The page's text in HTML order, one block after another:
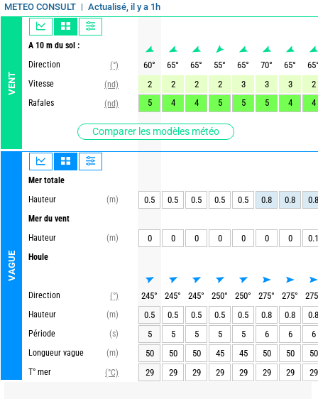
METEO CONSULT Actualisé, il y a 1h
VENT
A 10 m du sol :
Direction
(°)
Vitesse
(nd)
Rafales
(nd)
Comparer les modèles météo
VAGUE
Mer totale
Hauteur
(m)
Mer du vent
Hauteur
(m)
Houle
Direction
(°)
Hauteur
(m)
Période
(s)
Longueur vague
(m)
T° mer
(°C)
60° 65° 65° 55° 65° 70° 65° 65
2
2 2 2 3 3 3
2
5
4 4 5 5 5 4 4
0.5 0.5 0.5 0.5 0.5 0.8 0.8 0.8
0 0 0 0 0 0 0 0.1
245° 245° 245° 250° 250° 275° 275°
275
0.5
0.5 0.5 0.5 0.5 0.8 0.8
0.8
5
5 5 5 5 6 6
6
50
50 50 45 45 50 50
50
29
29 29 29 29 29 29 29